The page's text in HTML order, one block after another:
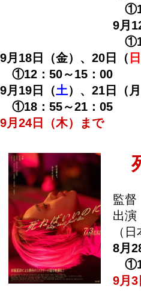
9月
9月18日（金）、20日（ 日
①12：50～15：00
9月19日（土）、21日（
①18：55～21：05
9月24日（木）まで
監
出
（
8月
9月3